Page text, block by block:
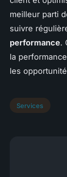
meilleur parti
suivre
performance.
la
les
Services